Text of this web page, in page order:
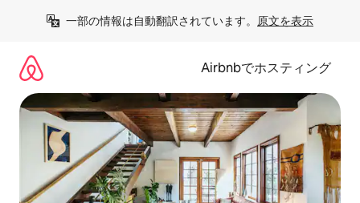
一部の情報は自動翻訳されています。 原文を表示
Airbnbでホスティング